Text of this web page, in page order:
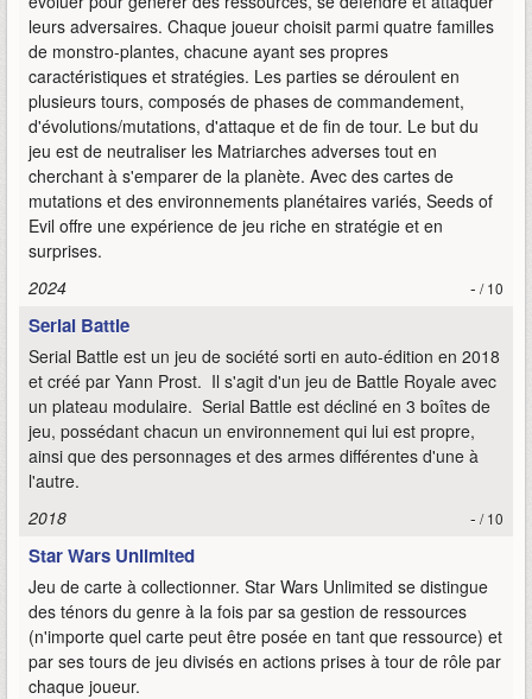
leurs adversaires. Chaque joueur choisit parmi quatre familles
de monstro-plantes, chacune ayant ses propres
caractéristiques et stratégies. Les parties se déroulent en
plusieurs tours, composés de phases de commandement,
d'évolutions/mutations, d'attaque et de fin de tour. Le but du
jeu est de neutraliser les Matriarches adverses tout en
cherchant à s'emparer de la planète. Avec des cartes de
mutations et des environnements planétaires variés, Seeds of
Evil offre une expérience de jeu riche en stratégie et en
surprises.
2024
- / 10
Serial Battle
Serial Battle est un jeu de société sorti en auto-édition en 2018
et créé par Yann Prost. Il s'agit d'un jeu de Battle Royale avec
un plateau modulaire. Serial Battle est décliné en 3 boîtes de
jeu, possédant chacun un environnement qui lui est propre,
ainsi que des personnages et des armes différentes d'une à
l'autre.
2018
- / 10
Star Wars Unlimited
Jeu de carte à collectionner. Star Wars Unlimited se distingue
des ténors du genre à la fois par sa gestion de ressources
(n'importe quel carte peut être posée en tant que ressource) et
par ses tours de jeu divisés en actions prises à tour de rôle par
chaque joueur.